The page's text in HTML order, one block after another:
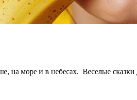
море и в небесах. Веселые сказки